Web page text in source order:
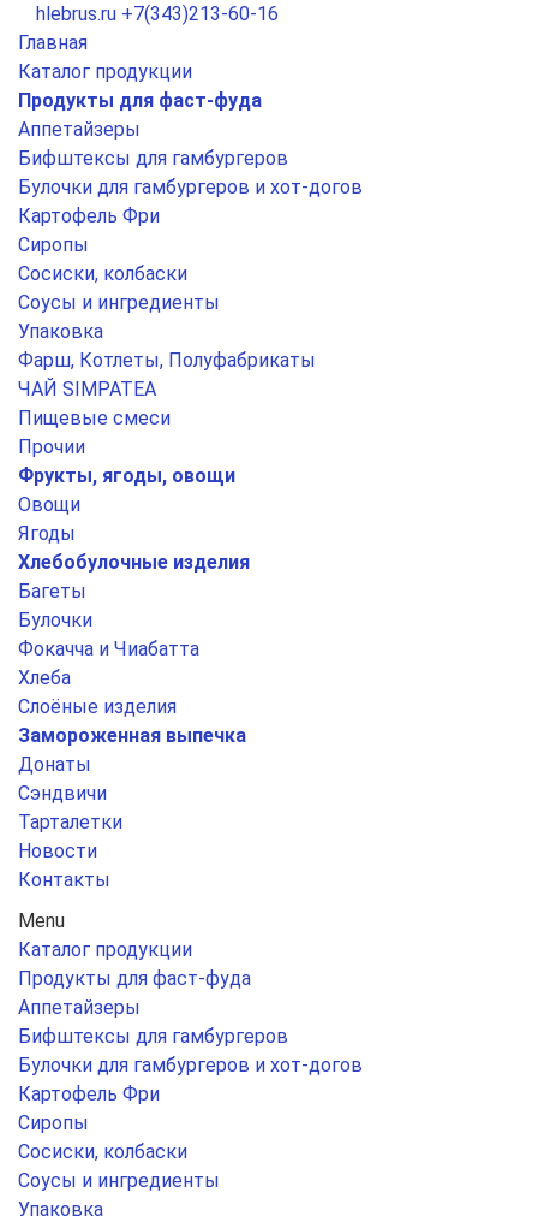
hlebrus.ru +7(343)213-60-16
Главная
Каталог продукции
Продукты для фаст-фуда
Аппетайзеры
Бифштексы для гамбургеров
Булочки для гамбургеров и хот-догов
Картофель Фри
Сиропы
Сосиски, колбаски
Соусы и ингредиенты
Упаковка
Фарш, Котлеты, Полуфабрикаты
ЧАЙ SIMPATEA
Пищевые смеси
Прочии
Фрукты, ягоды, овощи
Овощи
Ягоды
Хлебобулочные изделия
Багеты
Булочки
Фокачча и Чиабатта
Хлеба
Слоёные изделия
Замороженная выпечка
Донаты
Сэндвичи
Тарталетки
Новости
Контакты
Menu
Каталог продукции
Продукты для фаст-фуда
Аппетайзеры
Бифштексы для гамбургеров
Булочки для гамбургеров и хот-догов
Картофель Фри
Сиропы
Сосиски, колбаски
Соусы и ингредиенты
Упаковка